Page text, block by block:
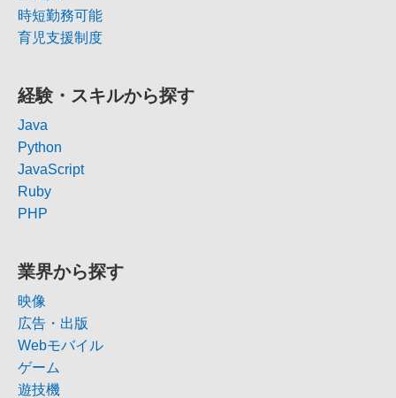
時短勤務可能
育児支援制度
経験・スキルから探す
Java
Python
JavaScript
Ruby
PHP
業界から探す
映像
広告・出版
Webモバイル
ゲーム
遊技機